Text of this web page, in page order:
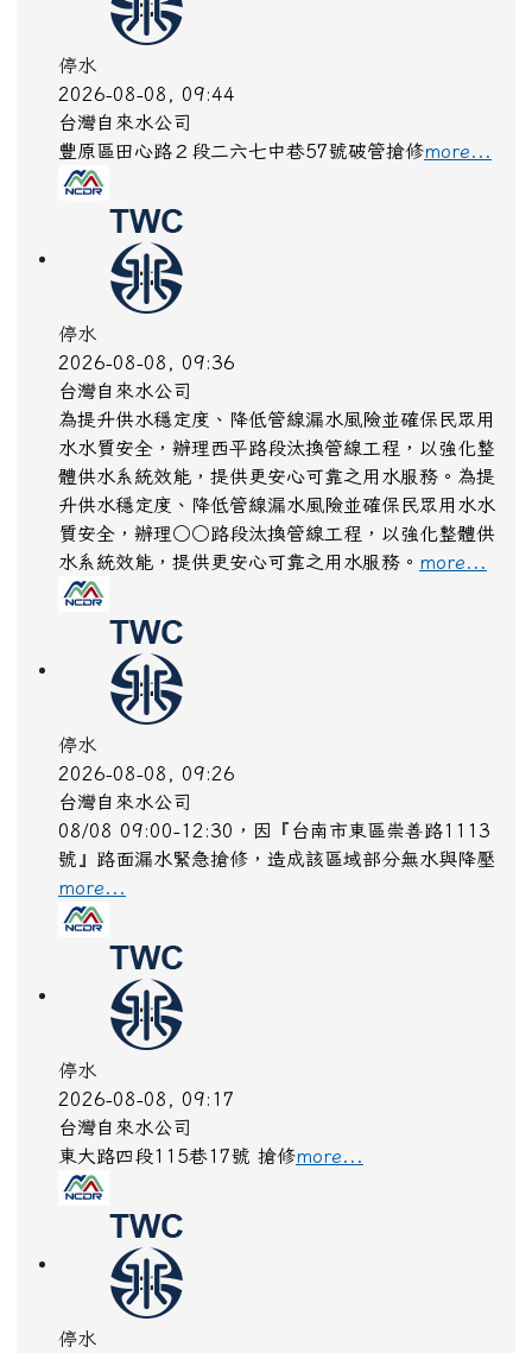
響範圍:新竹縣，寶山鄉、峨眉鄉；新竹市，東區、
北區、香山區
2026-08-08, 09:55
台灣自來水公司
桃園市八德區龍南路409號漏水修理
停水
2026-08-08, 09:44
台灣自來水公司
豐原區田心路２段二六七中巷57號破管搶修
停水
2026-08-08, 09:36
台灣自來水公司
為提升供水穩定度、降低管線漏水風險並確保民眾用
體供水系統效能，提供更安心可靠之用水服務。為提
升供水穩定度、降低管線漏水風險並確保民眾用水水
質安全，辦理○○路段汰換管線工程，以強化整體供
水系統效能，提供更安心可靠之用水服務。
停水
2026-08-08, 09:26
台灣自來水公司
08/08 09:00-12:30，因『台南市東區崇善路1113
號』路面漏水緊急搶修，造成該區域部分無水與降壓